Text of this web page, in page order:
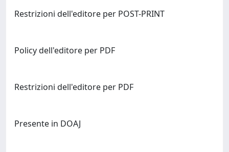
Restrizioni dell'editore per POST-PRINT
Policy dell'editore per PDF
Restrizioni dell'editore per PDF
Presente in DOAJ